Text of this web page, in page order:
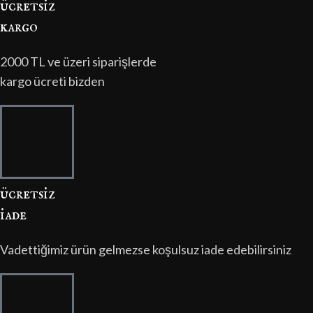
ücretsi̇z
kargo
2000 TL ve üzeri siparişlerde
kargo ücreti bizden
ücretsi̇z
i̇ade
Vadettiğimiz ürün gelmezse koşulsuz iade edebilirsiniz